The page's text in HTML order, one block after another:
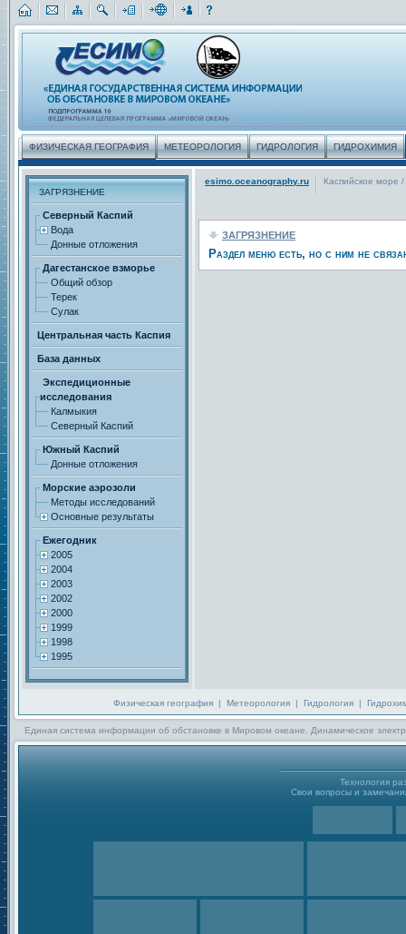
ФИЗИЧЕСКАЯ ГЕОГРАФИЯ МЕТЕОРОЛОГИЯ ГИДРОЛОГИЯ ГИДРОХИМИЯ
ЗАГРЯЗНЕНИЕ
Северный Каспий
Вода
Донные отложения
Дагестанское взморье
Общий обзор
Терек
Сулак
Центральная часть Каспия
База данных
Экспедиционные
исследования
Калмыкия
Северный Каспий
Южный Каспий
Донные отложения
Морские аэрозоли
Методы исследований
Основные результаты
Ежегодник
2005
2004
2003
2002
2000
1999
1998
1995
esimo.oceanography.ru Каспийское море /
ЗАГРЯЗНЕНИЕ
Раздел меню есть, но с ним не
Физическая география | Метеорология | Гидрология |
Единая система информации об обстановке в Мировом океане. Динамическое
Технология
Свои вопросы и